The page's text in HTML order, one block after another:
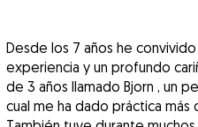
Desde los 7 años he
experiencia y un profundo
de 3 años llamado Bjorn , un
cual me ha dado práctica